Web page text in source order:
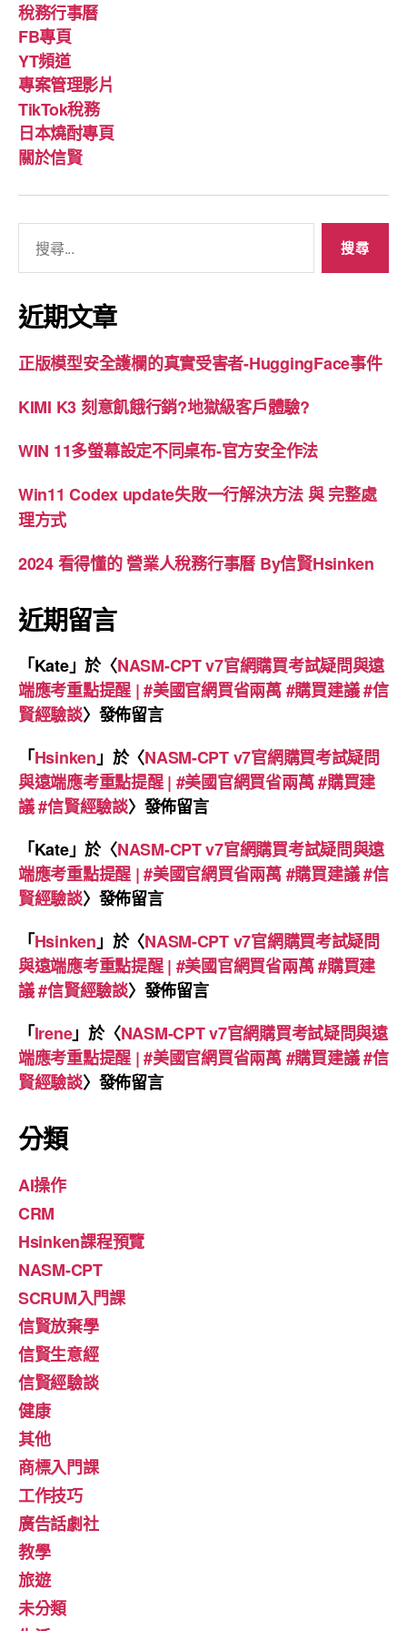
稅務行事曆
FB專頁
YT頻道
專案管理影片
TikTok稅務
日本燒酎專頁
關於信賢
關
鍵
字:
近期文章
正版模型安全護欄的真實受害者-HuggingFace事件
KIMI K3 刻意飢餓行銷?地獄級客戶體驗?
WIN 11多螢幕設定不同桌布-官方安全作法
Win11 Codex update失敗一行解決方法 與 完整處
理方式
2024 看得懂的 營業人稅務行事曆 By信賢Hsinken
近期留言
「Kate」於〈NASM-CPT v7官網購買考試疑問與遠
端應考重點提醒 | #美國官網買省兩萬 #購買建議 #信
賢經驗談〉發佈留言
「Hsinken 」於〈NASM-CPT v7官網購買考試疑問
與遠端應考重點提醒 | #美國官網買省兩萬 #購買建
議 #信賢經驗談〉發佈留言
「Kate」於〈NASM-CPT v7官網購買考試疑問與遠
端應考重點提醒 | #美國官網買省兩萬 #購買建議 #信
賢經驗談〉發佈留言
「Hsinken 」於〈NASM-CPT v7官網購買考試疑問
與遠端應考重點提醒 | #美國官網買省兩萬 #購買建
議 #信賢經驗談〉發佈留言
「Irene」於〈NASM-CPT v7官網購買考試疑問與遠
端應考重點提醒 | #美國官網買省兩萬 #購買建議 #信
賢經驗談〉發佈留言
分類
AI操作
CRM
Hsinken課程預覽
NASM-CPT
SCRUM入門課
信賢放棄學
信賢生意經
信賢經驗談
健康
其他
商標入門課
工作技巧
廣告話劇社
教學
旅遊
未分類